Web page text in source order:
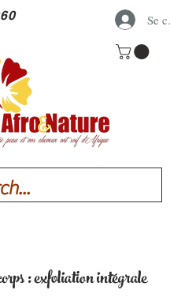
Se
: exfoliation intégrale